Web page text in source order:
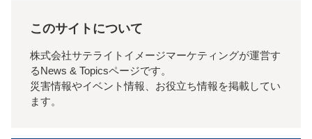
このサイトについて
株式会社サテライトイメージマーケティングが運営す
るNews & Topicsページです。
災害情報やイベント情報、お役立ち情報を掲載してい
ます。